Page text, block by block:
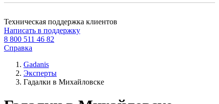
Техническая поддержка клиентов
Написать в поддержку
8 800 511 46 82
Справка
Gadanis
Эксперты
Гадалки в Михайловске